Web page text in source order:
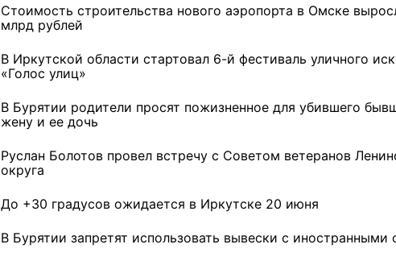
Стоимость строительства нового аэропорта в Омске
млрд рублей
В Иркутской области стартовал 6-й фестиваль уличного
«Голос улиц»
В Бурятии родители просят пожизненное для убившего
жену и ее дочь
Руслан Болотов провел встречу с Советом ветеранов
округа
До +30 градусов ожидается в Иркутске 20 июня
В Бурятии запретят использовать вывески с иностранными